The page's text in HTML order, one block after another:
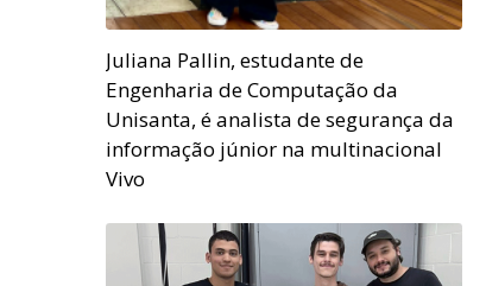
Juliana Pallin, estudante de
Engenharia de Computação da
Unisanta, é analista de segurança da
informação júnior na multinacional
Vivo